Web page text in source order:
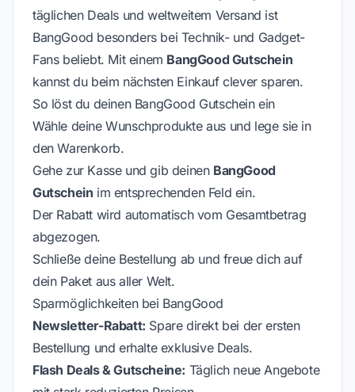
täglichen Deals und weltweitem Versand ist
BangGood besonders bei Technik- und Gadget-
Fans beliebt. Mit einem BangGood Gutschein
kannst du beim nächsten Einkauf clever sparen.
So löst du deinen BangGood Gutschein ein
Wähle deine Wunschprodukte aus und lege sie in
den Warenkorb.
Gehe zur Kasse und gib deinen BangGood
Gutschein im entsprechenden Feld ein.
Der Rabatt wird automatisch vom Gesamtbetrag
abgezogen.
Schließe deine Bestellung ab und freue dich auf
dein Paket aus aller Welt.
Sparmöglichkeiten bei BangGood
Newsletter-Rabatt: Spare direkt bei der ersten
Bestellung und erhalte exklusive Deals.
Flash Deals & Gutscheine: Täglich neue Angebote